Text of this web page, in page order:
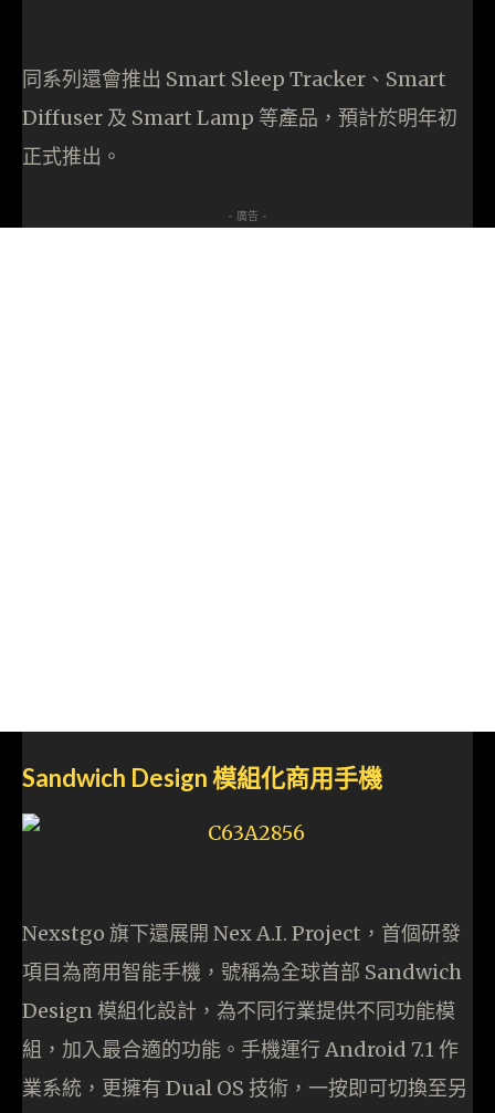
同系列還會推出 Smart Sleep Tracker、Smart
Diffuser 及 Smart Lamp 等產品，預計於明年初
正式推出。
- 廣告 -
Sandwich Design 模組化商用手機
Nexstgo 旗下還展開 Nex A.I. Project，首個研發
項目為商用智能手機，號稱為全球首部 Sandwich
Design 模組化設計，為不同行業提供不同功能模
組，加入最合適的功能。手機運行 Android 7.1 作
業系統，更擁有 Dual OS 技術，一按即可切換至另